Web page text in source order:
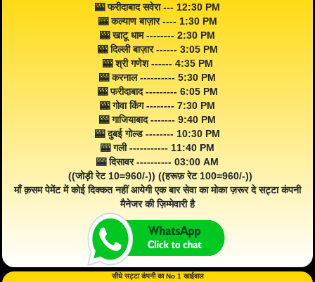
🎰 फरीदाबाद सवेरा --- 12:30 PM
🎰 कल्याण बाज़ार ---- 1:30 PM
🎰 खाटू धाम -------- 2:30 PM
🎰 दिल्ली बाज़ार ------ 3:05 PM
🎰 श्री गणेश ------ 4:35 PM
🎰 करनाल ---------- 5:30 PM
🎰 फरीदाबाद --------- 6:05 PM
🎰 गोवा किंग -------- 7:30 PM
🎰 गाजियाबाद ------- 9:40 PM
🎰 दुबई गोल्ड -------- 10:30 PM
🎰 गली ----------- 11:40 PM
🎰 दिसावर ---------- 03:00 AM
((जोड़ी रेट 10=960/-)) ((हरूफ़ रेट 100=960/-))
माँ क़सम पेमेंट में कोई दिक्कत नहीं आयेगी एक बार सेवा का मोका ज़रूर दे सट्टा कंपनी
मैनेजर की ज़िम्मेवारी है
सीधे सट्टा कंपनी का No 1 खाईवाल